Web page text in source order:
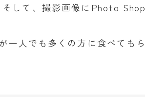
して、撮影画像にPhoto Shop
一人でも多くの方に食べてもら